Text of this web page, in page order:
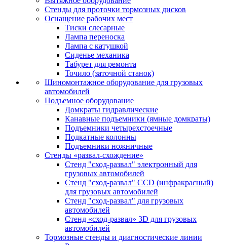
Стенды для проточки тормозных дисков
Оснащение рабочих мест
Тиски слесарные
Лампа переноска
Лампа с катушкой
Сиденье механика
Табурет для ремонта
Точило (заточной станок)
Шиномонтажное оборудование для грузовых
автомобилей
Подъемное оборудование
Домкраты гидравлические
Канавные подъемники (ямные домкраты)
Подъемники четырехстоечные
Подкатные колонны
Подъемники ножничные
Стенды «развал-схождение»
Стенд "сход-развал" электронный для
грузовых автомобилей
Стенд "сход-развал" CCD (инфракрасный)
для грузовых автомобилей
Стенд "сход-развал" для грузовых
автомобилей
Стенд «сход-развал» 3D для грузовых
автомобилей
Тормозные стенды и диагностические линии